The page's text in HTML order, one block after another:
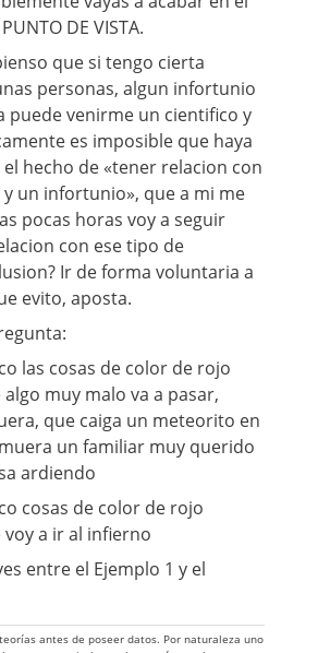
DE VISTA.
que si tengo cierta
personas, algun infortunio
puede venirme un cientifico y
es imposible que haya
hecho de «tener relacion con
un infortunio», que a mi me
pocas horas voy a seguir
con ese tipo de
Ir de forma voluntaria a
evito, aposta.
las cosas de color de rojo
muy malo va a pasar,
que caiga un meteorito en
un familiar muy querido
ardiendo
cosas de color de rojo
a ir al infierno
entre el Ejemplo 1 y el
antes de poseer datos. Por naturaleza uno